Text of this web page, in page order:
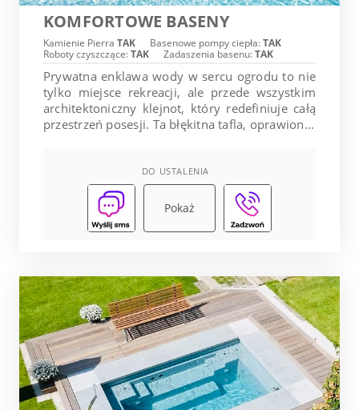
KOMFORTOWE BASENY
Kamienie Pierra TAK Basenowe pompy ciepła:TAK
Roboty czyszczące:TAK Zadaszenia basenu:TAK
Prywatna enklawa wody w sercu ogrodu to nie
tylko miejsce rekreacji, ale przede wszystkim
architektoniczny klejnot, który redefiniuje całą
przestrzeń posesji. Ta błękitna tafla, oprawion...
DO USTALENIA
Pokaż